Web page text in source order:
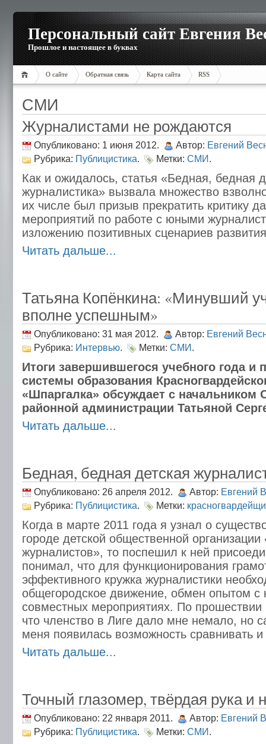
Персональный сайт Евгения
Прошлое и настоящее в буквах
О сайте Обратная связь Карта сайта RSS
СМИ
Журналистами не рождаются
Опубликовано: 1 июня 2012. Автор: Евгений
Рубрика: Публицистика. Метки: СМИ.
Как и ожидалось, статья «Бедная, бедная
журналистика» вызвала множество
их числе был призыв прекратить критику
мероприятий по работе с юными
изложению позитивных сценариев
Читать дальше...
Татьяна Копёнкина: «Минувший
вполне успешным»
Опубликовано: 31 мая 2012. Автор: Евгений
Рубрика: Интервью. Метки: СМИ.
Итоги завершившегося учебного года и
системы образования
«Шпаргалка» обсуждает с начальником
районной администрации Татьяной
Читать дальше...
Бедная, бедная детская
Опубликовано: 26 апреля 2012. Автор: Евгений
Рубрика: Публицистика. Метки:
Когда в марте 2011 года я узнал о
городе детской общественной
журналистов», то поспешил к ней
понимал, что для функционирования
эффективного кружка журналистики
общегородское движение, обмен опытом с
совместных мероприятиях. По прошествии
что членство в Лиге дало мне немало, но
меня появилась возможность сравнивать
Читать дальше...
Точный глазомер, твёрдая рука и
Опубликовано: 22 января 2011. Автор: Евгений
Рубрика: Публицистика. Метки: СМИ.